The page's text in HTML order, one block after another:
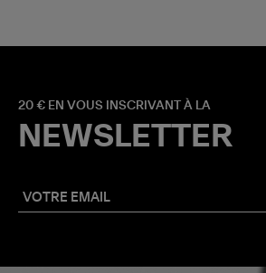
20 € EN VOUS INSCRIVANT À LA
NEWSLETTER